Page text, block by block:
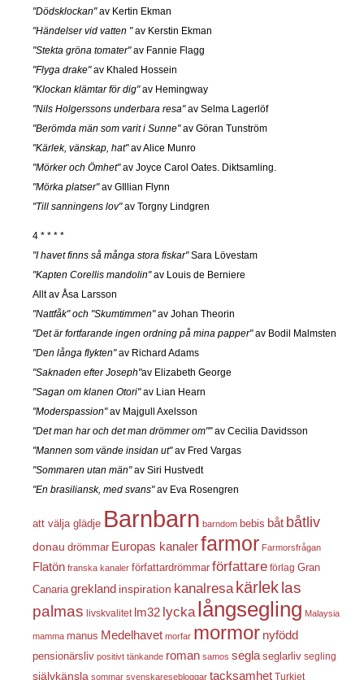
"Dödsklockan"av Kertin Ekman
"Händelser vid vatten "av Kerstin Ekman
"Stekta gröna tomater"av Fannie Flagg
"Flyga drake"av Khaled Hossein
"Klockan klämtar för dig"av Hemingway
"Nils Holgerssons underbara resa"av Selma Lagerlöf
"Berömda män som varit i Sunne"av Göran Tunström
"Kärlek, vänskap, hat"av Alice Munro
"Mörker och Ömhet"av Joyce Carol Oates. Diktsamling.
"Mörka platser"av GIllian Flynn
"Till sanningens lov"av Torgny Lindgren
4 * * * *
"I havet finns så många stora fiskar"Sara Lövestam
"Kapten Corellis mandolin"av Louis de Berniere
Allt av Åsa Larsson
"Nattfåk" och "Skumtimmen"av Johan Theorin
"Det är fortfarande ingen ordning på mina papper"av Bodil Malmsten
"Den långa flykten"av Richard Adams
"Saknaden efter Joseph"av Elizabeth George
"Sagan om klanen Otori"av Lian Hearn
"Moderspassion"av Majgull Axelsson
"Det man har och det man drömmer om""av Cecilia Davidsson
"Mannen som vände insidan ut"av Fred Vargas
"Sommaren utan män"av Siri Hustvedt
"En brasiliansk, med svans"av Eva Rosengren
att välja glädje Barnbarn barndom bebis båt båtliv
donau drömmar Europas kanalerfarmor Farmorsfrågan
Flatön franska kanaler författardrömmar författare förlag Gran
Canaria grekland inspiration kanalresa kärleklas
palmas livskvalitet lm32 lycka långsegling Malaysia
mamma manus Medelhavet morfar mormor nyfödd
pensionärsliv positivt tänkande roman samos segla seglarliv segling
självkänsla sommar svenskaresebloggar tacksamhet Turkiet